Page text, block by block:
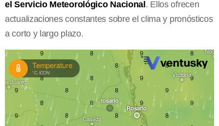
el Servicio Meteorológico Nacional . Ellos ofrecen
actualizaciones constantes sobre el clima y pronósticos
a corto y largo plazo.